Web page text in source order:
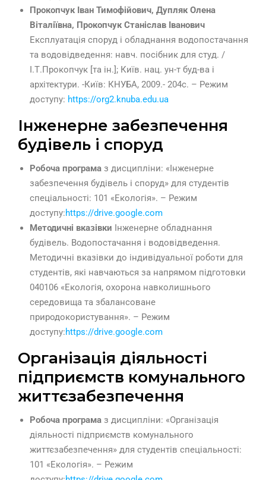
Прокопчук Іван Тимофійович, Дупляк Олена
Віталіївна, Прокопчук Станіслав Іванович
Експлуатація споруд і обладнання водопостачання
та водовідведення: навч. посібник для студ. /
І.Т.Прокопчук [та ін.]; Київ. нац. ун-т буд-ва і
архітектури. -Київ: КНУБА, 2009.- 204с. – Режим
доступу: https://org2.knuba.edu.ua
Інженерне забезпечення
будівель і споруд
Робоча програма з дисципліни: «Інженерне
забезпечення будівель і споруд» для студентів
спеціальності: 101 «Екологія». – Режим
доступу:https://drive.google.com
Методичні вказівки Інженерне обладнання
будівель. Водопостачання і водовідведення.
Методичні вказівки до індивідуальної роботи для
студентів, які навчаються за напрямом підготовки
040106 «Екологія, охорона навколишнього
середовища та збалансоване
природокористування». – Режим
доступу:https://drive.google.com
Організація діяльності
підприємств комунального
життєзабезпечення
Робоча програма з дисципліни: «Організація
діяльності підприємств комунального
життєзабезпечення» для студентів спеціальності:
101 «Екологія». – Режим